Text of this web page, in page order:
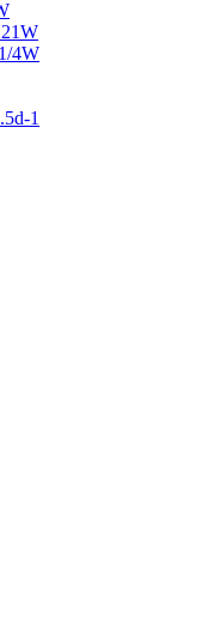
4W
1